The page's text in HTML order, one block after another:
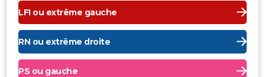
LFI ou extrême gauche
RN ou extrême droite
PS ou gauche